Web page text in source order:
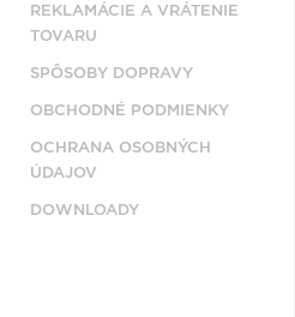
REKLAMÁCIE A VRÁTENIE
TOVARU
SPÔSOBY DOPRAVY
OBCHODNÉ PODMIENKY
OCHRANA OSOBNÝCH
ÚDAJOV
DOWNLOADY